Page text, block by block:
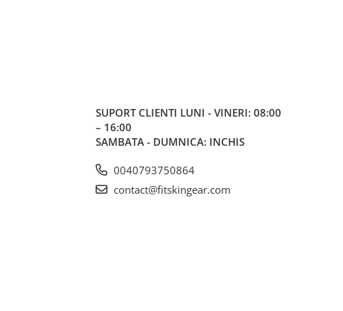
SUPORT CLIENTI LUNI - VINERI: 08:00
– 16:00
SAMBATA - DUMNICA: INCHIS
0040793750864
contact@fitskingear.com